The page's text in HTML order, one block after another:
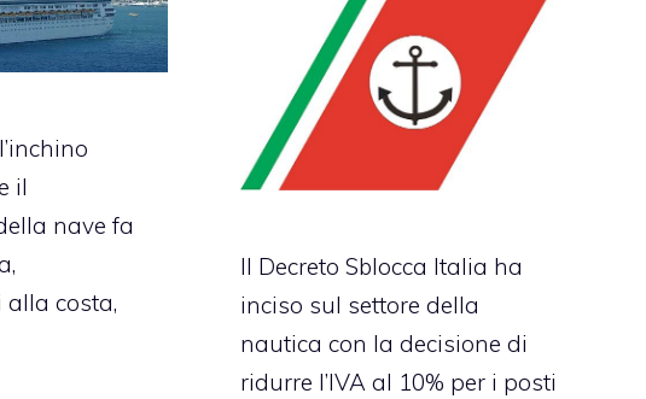
Il Decreto Sblocca Italia ha
inciso sul settore della
nautica con la decisione di
ridurre l’IVA al 10% per i posti
il
nave fa
costa,